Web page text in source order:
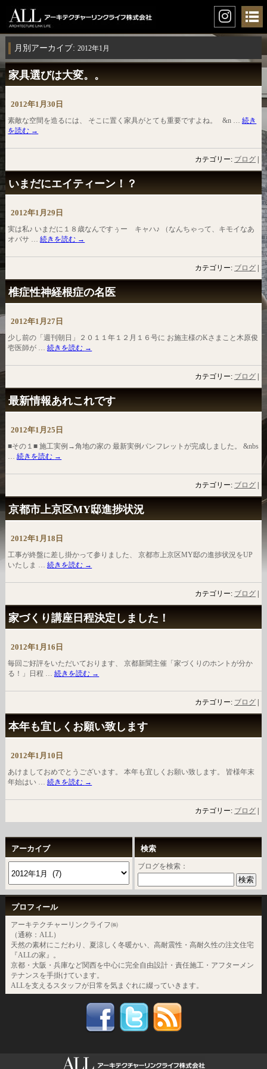
月別アーカイブ: 2012年1月
家具選びは大変。。
2012年1月30日
素敵な空間を造るには、 そこに置く家具がとても重要ですよね。 &n …続き
を読む →
カテゴリー: ブログ
いまだにエイティーン！？
2012年1月29日
実は私♪ いまだに１８歳なんですぅー キャハ♪ （なんちゃって、キモイなあ
オバサ …続きを読む →
カテゴリー: ブログ
椎症性神経根症の名医
2012年1月27日
少し前の「週刊朝日」２０１１年１２月１６号に お施主様のKさまこと木原俊
壱医師が …続きを読む →
カテゴリー: ブログ
最新情報あれこれです
2012年1月25日
■その１■ 施工実例→角地の家の 最新実例パンフレットが完成しました。 &nbs
…続きを読む →
カテゴリー: ブログ
京都市上京区MY邸進捗状況
2012年1月18日
工事が終盤に差し掛かって参りました、 京都市上京区MY邸の進捗状況をUP
いたしま …続きを読む →
カテゴリー: ブログ
家づくり講座日程決定しました！
2012年1月16日
毎回ご好評をいただいております、 京都新聞主催「家づくりのホントが分か
る！」日程 …続きを読む →
カテゴリー: ブログ
本年も宜しくお願い致します
2012年1月10日
あけましておめでとうございます。 本年も宜しくお願い致します。 皆様年末
年始はい …続きを読む →
カテゴリー: ブログ
アーカイブ 検索
ブログを検索：
プロフィール
アーキテクチャーリンクライフ㈱
（通称：ALL）
天然の素材にこだわり、夏涼しく冬暖かい、高耐震性・高耐久性の注文住宅
『ALLの家』。
京都・大阪・兵庫など関西を中心に完全自由設計・責任施工・アフターメン
テナンスを手掛けています。
ALLを支えるスタッフが日常を気まぐれに綴っていきます。